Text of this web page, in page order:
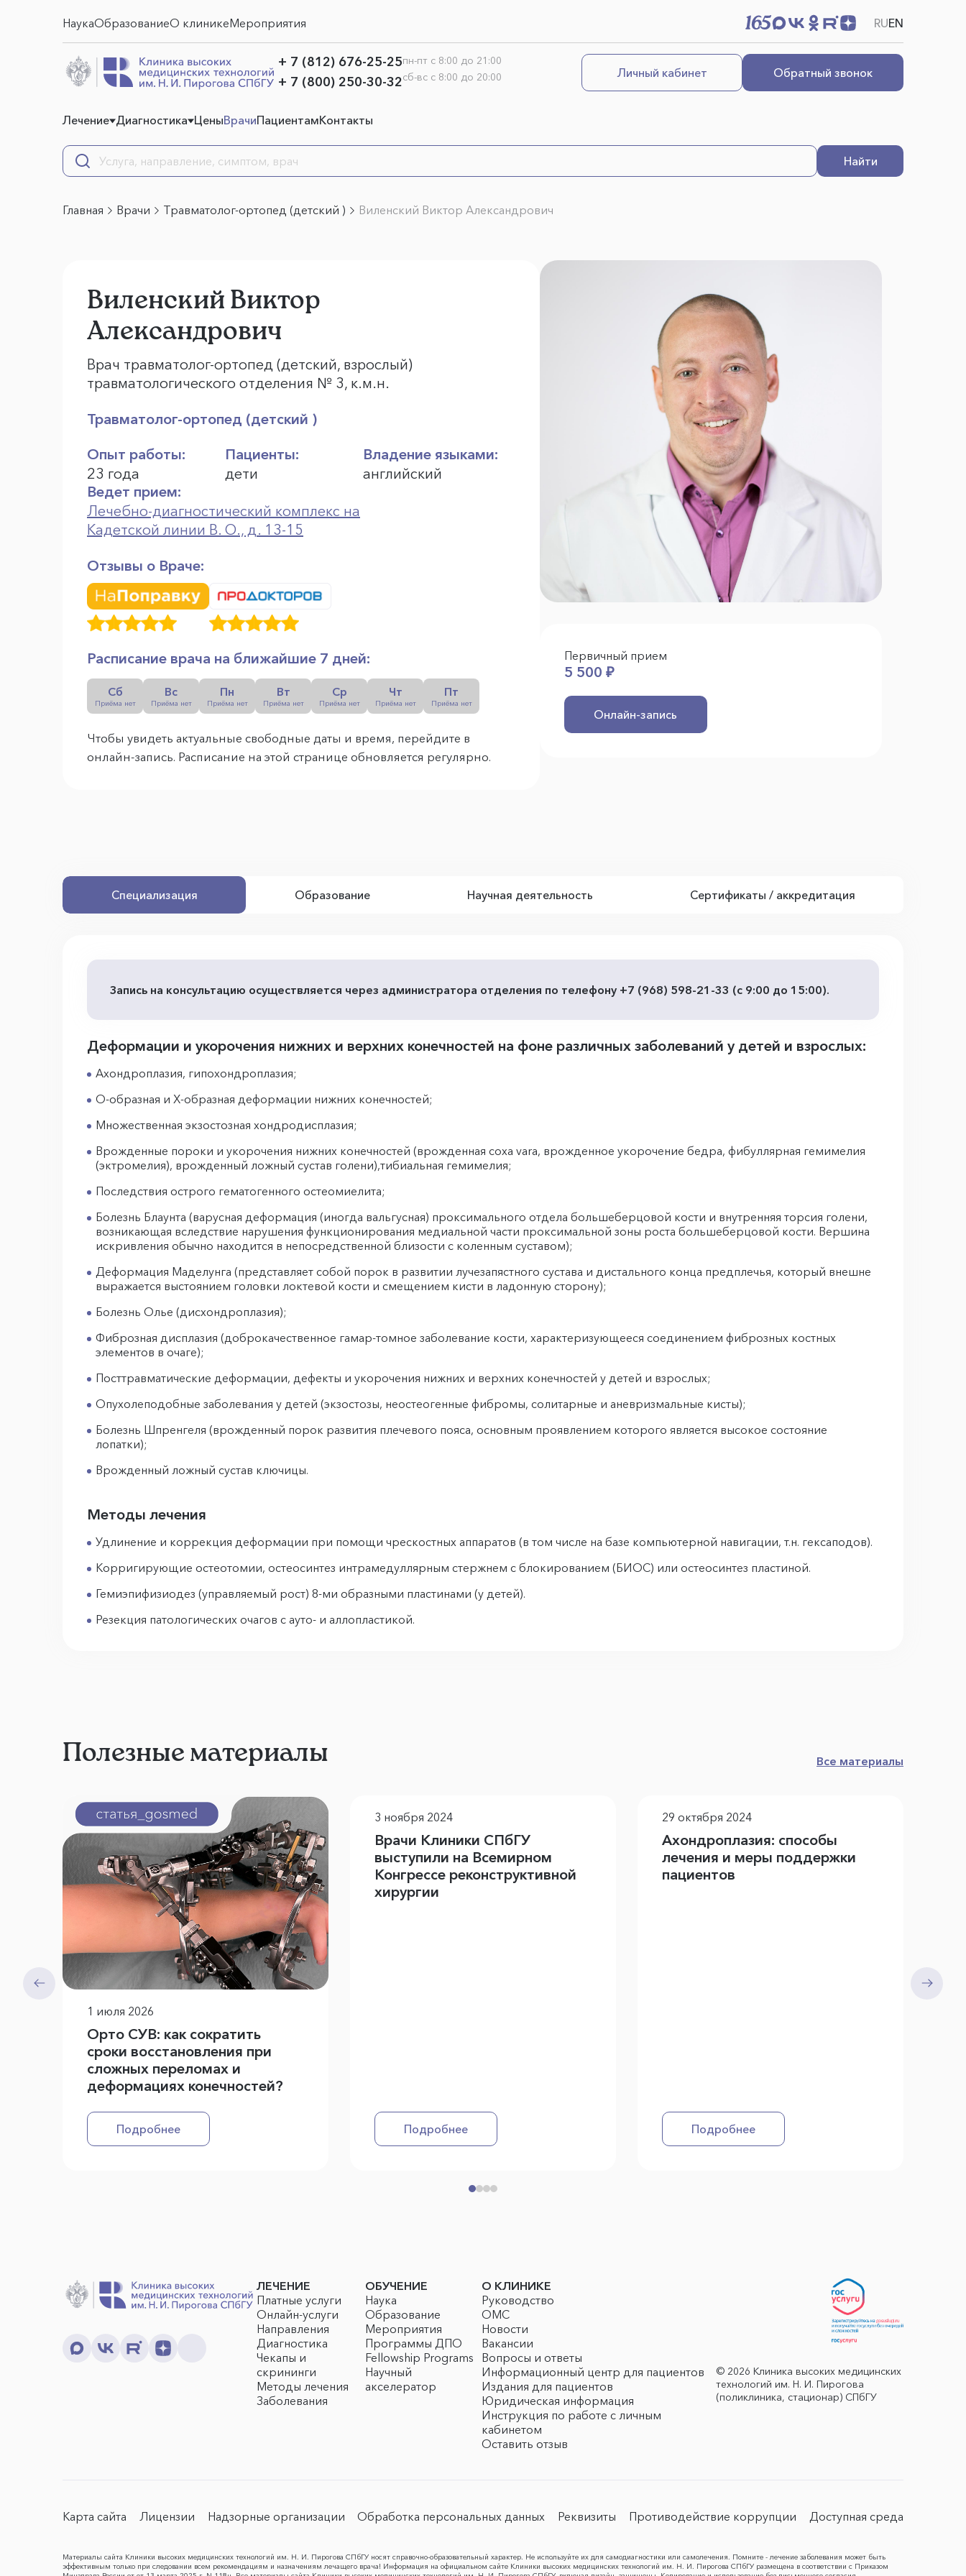
НаукаОбразованиеО клиникеМероприятия RUEN
+ 7 (812) 676-25-25
+ 7 (800) 250-30-32
пн-пт с 8:00 до 21:00
сб-вс с 8:00 до 20:00
Обратный звонок
Личный кабинет
Лечение Диагностика ЦеныВрачиПациентамКонтакты
Найти
Главная Врачи Травматолог-ортопед (детский ) Виленский Виктор Александрович
Виленский Виктор
Александрович
Врач травматолог-ортопед (детский, взрослый)
травматологического отделения № 3, к.м.н.
Травматолог-ортопед (детский )
Опыт работы:
23 года
Пациенты:
дети
Владение языками:
английский
Ведет прием:
Лечебно-диагностический комплекс на
Кадетской линии В. О., д. 13-15
Отзывы о Враче:
Расписание врача на ближайшие 7 дней:
Сб
Приёма нет
Вс
Приёма нет
Пн
Приёма нет
Вт
Приёма нет
Ср
Приёма нет
Чт
Приёма нет
Пт
Приёма нет
Чтобы увидеть актуальные свободные даты и время, перейдите в
онлайн-запись. Расписание на этой странице обновляется регулярно.
Первичный прием
5 500 ₽
Онлайн-запись
Специализация Образование Научная деятельность Сертификаты / аккредитация
Запись на консультацию осуществляется через администратора отделения по телефону +7 (968) 598-21-33 (с 9:00 до 15:00).
Деформации и укорочения нижних и верхних конечностей на фоне различных заболеваний у детей и взрослых:
Ахондроплазия, гипохондроплазия;
О-образная и Х-образная деформации нижних конечностей;
Множественная экзостозная хондродисплазия;
Врожденные пороки и укорочения нижних конечностей (врожденная coxa vara, врожденное укорочение бедра, фибуллярная гемимелия
(эктромелия), врожденный ложный сустав голени),тибиальная гемимелия;
Последствия острого гематогенного остеомиелита;
Болезнь Блаунта (варусная деформация (иногда вальгусная) проксимального отдела большеберцовой кости и внутренняя торсия голени,
возникающая вследствие нарушения функционирования медиальной части проксимальной зоны роста большеберцовой кости. Вершина
искривления обычно находится в непосредственной близости с коленным суставом);
Деформация Маделунга (представляет собой порок в развитии лучезапястного сустава и дистального конца предплечья, который внешне
выражается выстоянием головки локтевой кости и смещением кисти в ладонную сторону);
Болезнь Олье (дисхондроплазия);
Фиброзная дисплазия (доброкачественное гамар-томное заболевание кости, характеризующееся соединением фиброзных костных
элементов в очаге);
Посттравматические деформации, дефекты и укорочения нижних и верхних конечностей у детей и взрослых;
Опухолеподобные заболевания у детей (экзостозы, неостеогенные фибромы, солитарные и аневризмальные кисты);
Болезнь Шпренгеля (врожденный порок развития плечевого пояса, основным проявлением которого является высокое состояние
лопатки);
Врожденный ложный сустав ключицы.
Методы лечения
Удлинение и коррекция деформации при помощи чрескостных аппаратов (в том числе на базе компьютерной навигации, т.н. гексаподов).
Корригирующие остеотомии, остеосинтез интрамедуллярным стержнем с блокированием (БИОС) или остеосинтез пластиной.
Гемиэпифизиодез (управляемый рост) 8-ми образными пластинами (у детей).
Резекция патологических очагов с ауто- и аллопластикой.
Полезные материалы Все материалы
1 июля 2026
Орто СУВ: как сократить
сроки восстановления при
сложных переломах и
деформациях конечностей?
Подробнее
3 ноября 2024
Врачи Клиники СПбГУ
выступили на Всемирном
Конгрессе реконструктивной
хирургии
Подробнее
29 октября 2024
Ахондроплазия: способы
лечения и меры поддержки
пациентов
Подробнее
ЛЕЧЕНИЕ
Платные услуги
Онлайн-услуги
Направления
Диагностика
Чекапы и
скрининги
Методы лечения
Заболевания
ОБУЧЕНИЕ
Наука
Образование
Мероприятия
Программы ДПО
Fellowship Programs
Научный
акселератор
О КЛИНИКЕ
Руководство
ОМС
Новости
Вакансии
Вопросы и ответы
Информационный центр для пациентов
Издания для пациентов
Юридическая информация
Инструкция по работе с личным
кабинетом
Оставить отзыв
© 2026 Клиника высоких медицинских
технологий им. Н. И. Пирогова
(поликлиника, стационар) СПбГУ
Карта сайта Лицензии Надзорные организации Обработка персональных данных Реквизиты Противодействие коррупции Доступная среда
Материалы сайта Клиники высоких медицинских технологий им. Н. И. Пирогова СПбГУ носят справочно-образовательный характер. Не используйте их для самодиагностики или самолечения. Помните - лечение заболевания может быть
эффективным только при следовании всем рекомендациям и назначениям лечащего врача! Информация на официальном сайте Клиники высоких медицинских технологий им. Н. И. Пирогова СПбГУ размещена в соответствии с Приказом